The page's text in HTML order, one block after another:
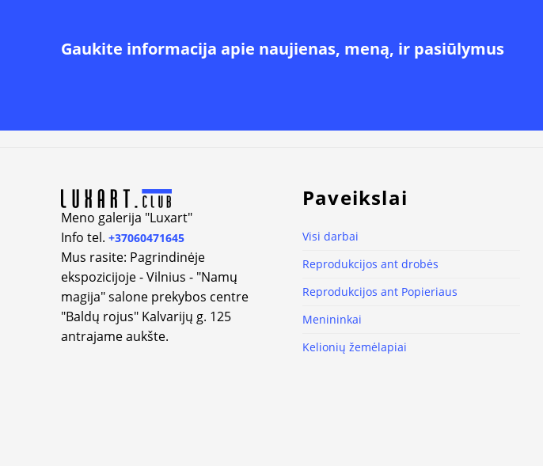
Gaukite informacija apie naujienas, meną, ir pasiūlymus
Meno galerija "Luxart"
Info tel. +37060471645
Mus rasite: Pagrindinėje
ekspozicijoje - Vilnius - "Namų
magija" salone prekybos centre
"Baldų rojus" Kalvarijų g. 125
antrajame aukšte.
Paveikslai
Visi darbai
Reprodukcijos ant drobės
Reprodukcijos ant Popieriaus
Menininkai
Kelionių žemėlapiai